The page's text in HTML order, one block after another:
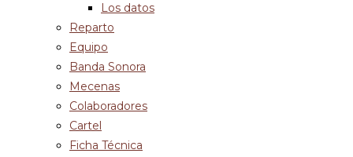
Los datos
Reparto
Equipo
Banda Sonora
Mecenas
Colaboradores
Cartel
Ficha Técnica